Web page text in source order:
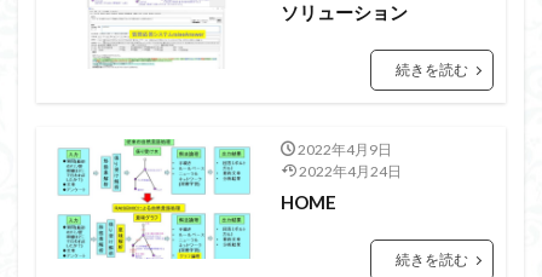
ソリューション
続きを読む
2022年4月9日
2022年4月24日
HOME
続きを読む